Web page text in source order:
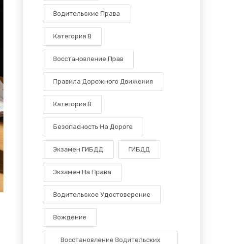
Водительские Права
Категория В
Восстановление Прав
Правила Дорожного Движения
Категория B
Безопасность На Дороге
Экзамен ГИБДД ГИБДД
Экзамен На Права
Водительское Удостоверение
Вождение
Восстановление Водительских